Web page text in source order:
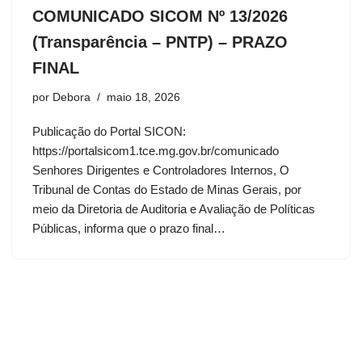
COMUNICADO SICOM Nº 13/2026
(Transparência – PNTP) – PRAZO
FINAL
por Debora maio 18, 2026
Publicação do Portal SICON:
https://portalsicom1.tce.mg.gov.br/comunicado
Senhores Dirigentes e Controladores Internos, O
Tribunal de Contas do Estado de Minas Gerais, por
meio da Diretoria de Auditoria e Avaliação de Políticas
Públicas, informa que o prazo final…